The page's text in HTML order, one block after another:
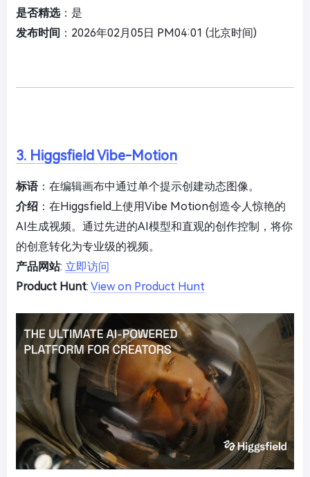
是否精选：是
发布时间 ：2026年02月05日 PM04:01 (北京时间)
3. Higgsfield Vibe-Motion
标语：在编辑画布中通过单个提示创建动态图像。
介绍 ：在Higgsfield上使用Vibe Motion创造令人惊艳的
AI生成视频。通过先进的AI模型和直观的创作控制，将你
的创意转化为专业级的视频。
产品网站: 立即访问
Product Hunt: View on Product Hunt